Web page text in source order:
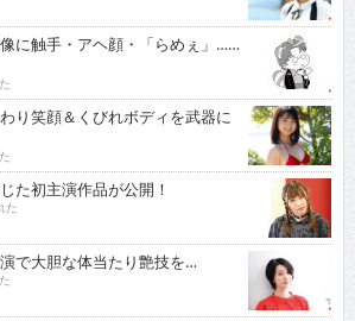
に触手・アヘ顔・「らめぇ」……
り笑顔＆くびれボディを武器に
た初主演作品が公開！
た
で大胆な体当たり艶技を…